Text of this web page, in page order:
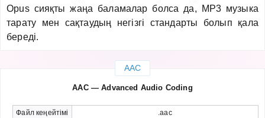
Opus сияқты жаңа баламалар болса да, MP3 музыка
тарату мен сақтаудың негізгі стандарты болып қала
береді.
AAC
AAC — Advanced Audio Coding
Файл кеңейтімі
.aac